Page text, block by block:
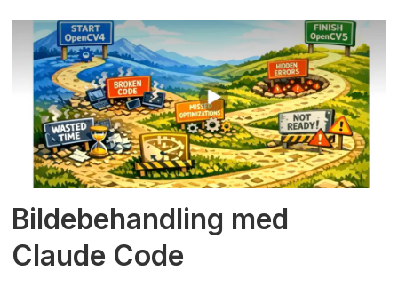
Bildebehandling med
Claude Code